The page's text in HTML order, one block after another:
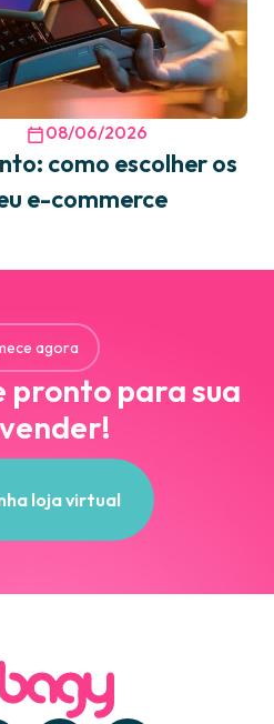
08/06/2026
como escolher os
e-commerce
agora
pronto para sua
loja virtual